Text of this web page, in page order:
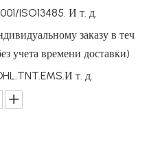
ISO13485. И т. д.
заказу в теч
учета времени доставки)
т. д.